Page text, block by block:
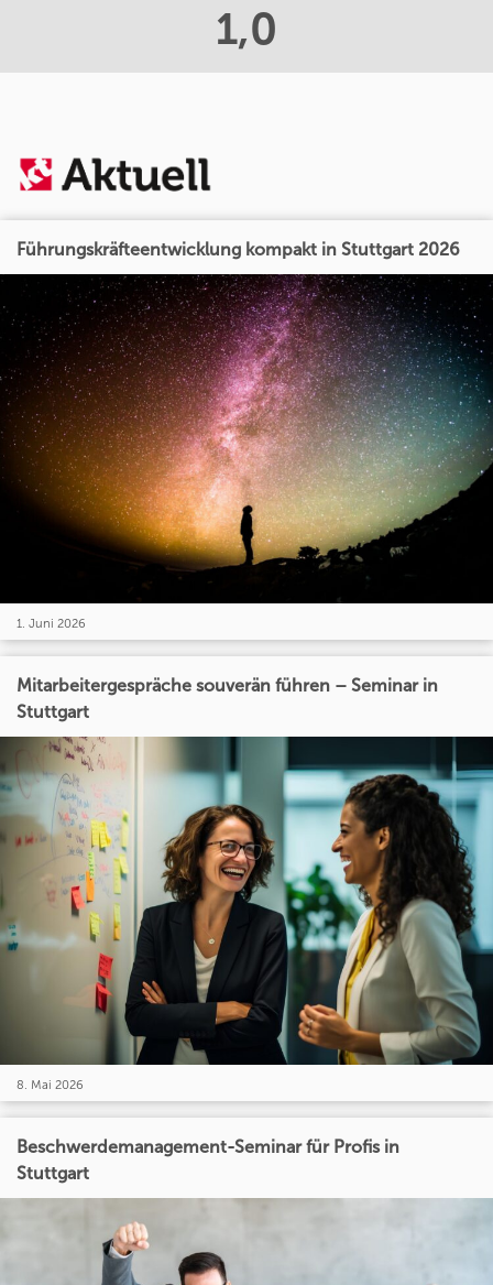
1,0
Führungskräfteentwicklung kompakt in Stuttgart 2026
1. Juni 2026
Mitarbeitergespräche souverän führen – Seminar in
Stuttgart
8. Mai 2026
Beschwerdemanagement-Seminar für Profis in
Stuttgart